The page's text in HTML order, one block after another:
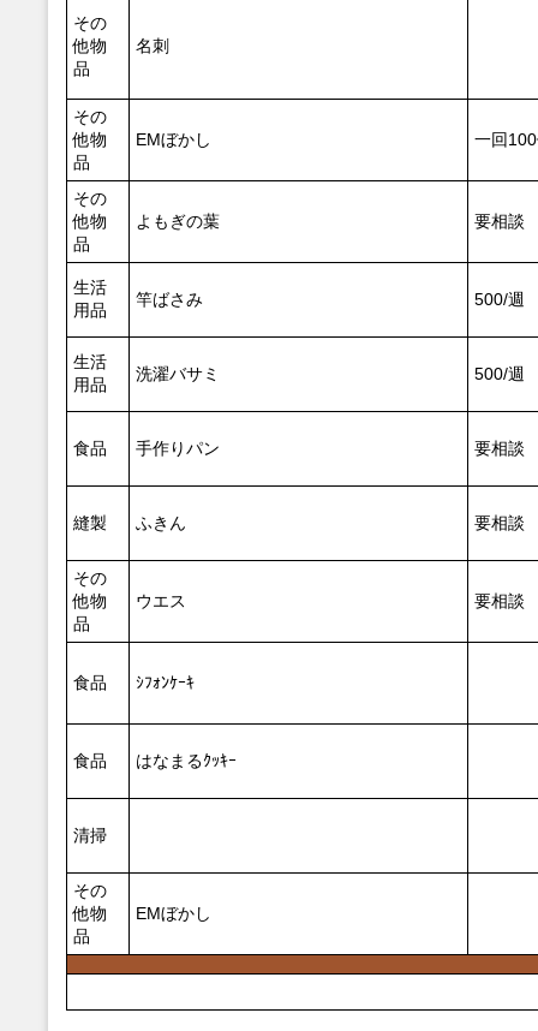
その
他物
品
名刺
その
他物
品
EMぼかし 一回
その
他物
品
よもぎの葉 要相談
生活
用品
竿ばさみ 500/週
生活
用品
洗濯バサミ 500/週
食品 手作りパン 要相談
縫製 ふきん 要相談
その
他物
品
ウエス 要相談
食品 ｼﾌｫﾝｹｰｷ
食品 はなまるｸｯｷｰ
清掃
その
他物
品
EMぼかし